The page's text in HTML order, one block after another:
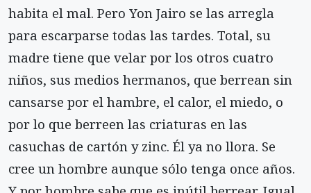
habita el mal. Pero Yon Jairo se las arregla
para escarparse todas las tardes. Total, su
madre tiene que velar por los otros cuatro
niños, sus medios hermanos, que berrean sin
cansarse por el hambre, el calor, el miedo, o
por lo que berreen las criaturas en las
casuchas de cartón y zinc. Él ya no llora. Se
cree un hombre aunque sólo tenga once años.